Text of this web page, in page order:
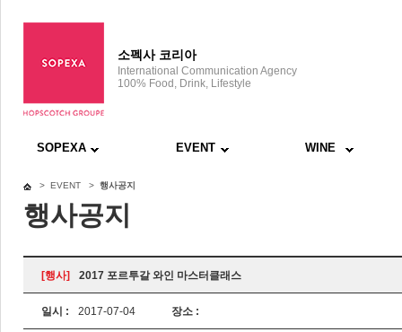
소펙사 코리아
International Communication Agency
100% Food, Drink, Lifestyle
SOPEXA EVENT WINE
> EVENT > 행사공지
행사공지
[행사] 2017 포르투갈 와인 마스터클래스
일시 : 2017-07-04 장소 :